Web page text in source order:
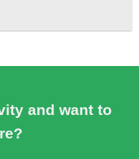
and want to